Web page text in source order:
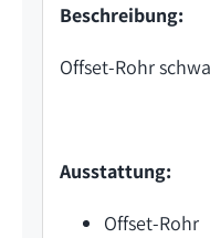
Beschreibung:
Offset-Rohr
Ausstattung:
Offset-Rohr